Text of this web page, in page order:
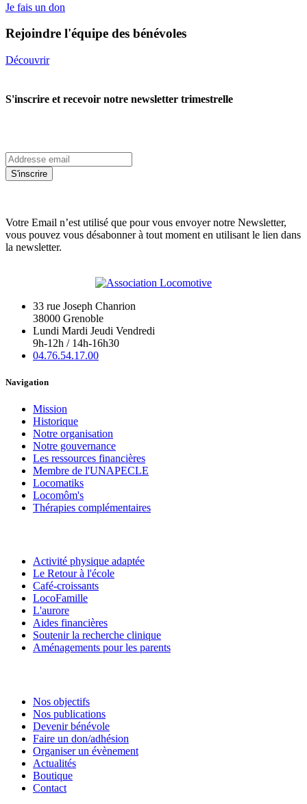
Je fais un don
Rejoindre l'équipe des bénévoles
Découvrir
S'inscrire et recevoir notre newsletter trimestrelle
S'inscrire
Votre Email n’est utilisé que pour vous envoyer notre Newsletter,
vous pouvez vous désabonner à tout moment en utilisant le lien dans
la newsletter.
33 rue Joseph Chanrion
38000 Grenoble
Lundi Mardi Jeudi Vendredi
9h-12h / 14h-16h30
04.76.54.17.00
Navigation
Mission
Historique
Notre organisation
Notre gouvernance
Les ressources financières
Membre de l'UNAPECLE
Locomatiks
Locomôm's
Thérapies complémentaires
Activité physique adaptée
Le Retour à l'école
Café-croissants
LocoFamille
L'aurore
Aides financières
Soutenir la recherche clinique
Aménagements pour les parents
Nos objectifs
Nos publications
Devenir bénévole
Faire un don/adhésion
Organiser un évènement
Actualités
Boutique
Contact